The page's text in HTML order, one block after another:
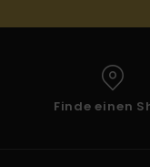
Finde einen